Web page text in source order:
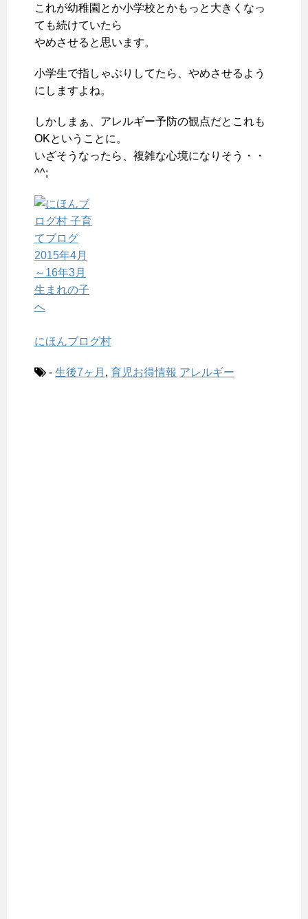
これが幼稚園とか小学校とかもっと大きくなっ
ても続けていたら
やめさせると思います。
小学生で指しゃぶりしてたら、やめさせるよう
にしますよね。
しかしまぁ、アレルギー予防の観点だとこれも
OKということに。
いざそうなったら、複雑な心境になりそう・・
^^;
にほんブログ村
- 生後7ヶ月 , 育児お得情報 アレルギー